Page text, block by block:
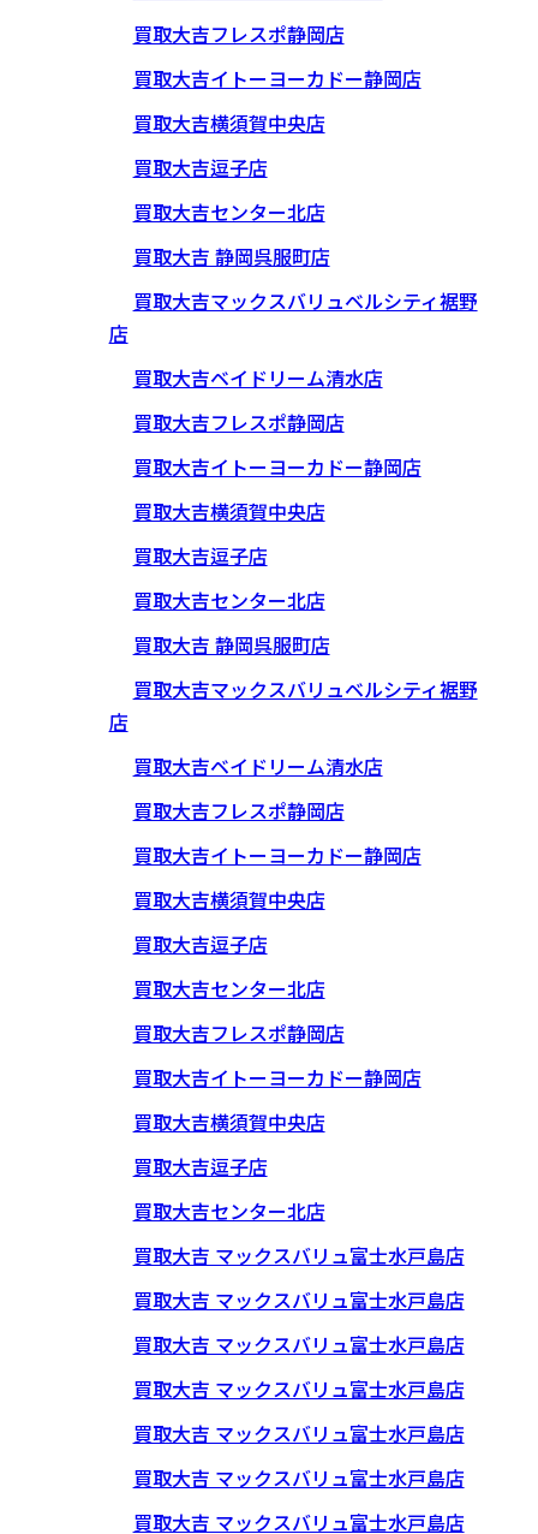
買取大吉フレスポ静岡店
買取大吉イトーヨーカドー静岡店
買取大吉横須賀中央店
買取大吉逗子店
買取大吉センター北店
買取大吉 静岡呉服町店
買取大吉マックスバリュベルシティ裾野
店
買取大吉ベイドリーム清水店
買取大吉フレスポ静岡店
買取大吉イトーヨーカドー静岡店
買取大吉横須賀中央店
買取大吉逗子店
買取大吉センター北店
買取大吉 静岡呉服町店
買取大吉マックスバリュベルシティ裾野
店
買取大吉ベイドリーム清水店
買取大吉フレスポ静岡店
買取大吉イトーヨーカドー静岡店
買取大吉横須賀中央店
買取大吉逗子店
買取大吉センター北店
買取大吉フレスポ静岡店
買取大吉イトーヨーカドー静岡店
買取大吉横須賀中央店
買取大吉逗子店
買取大吉センター北店
買取大吉 マックスバリュ富士水戸島店
買取大吉 マックスバリュ富士水戸島店
買取大吉 マックスバリュ富士水戸島店
買取大吉 マックスバリュ富士水戸島店
買取大吉 マックスバリュ富士水戸島店
買取大吉 マックスバリュ富士水戸島店
買取大吉 マックスバリュ富士水戸島店